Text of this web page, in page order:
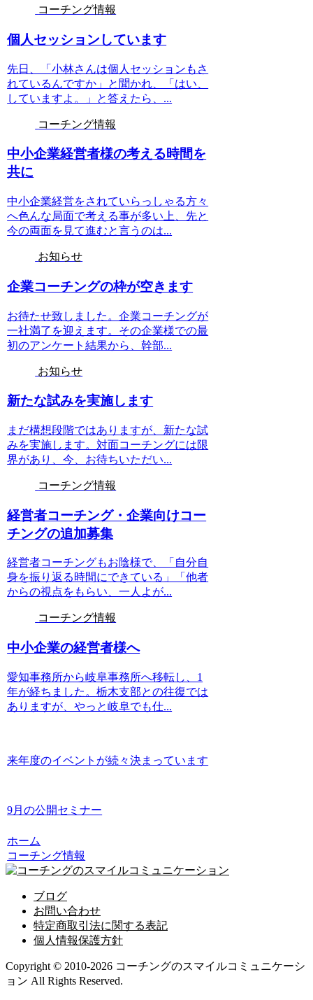
コーチング情報
個人セッションしています
先日、「小林さんは個人セッションもさ
れているんですか」と聞かれ、「はい、
していますよ。」と答えたら、...
コーチング情報
中小企業経営者様の考える時間を
共に
中小企業経営をされていらっしゃる方々
へ色んな局面で考える事が多い上、先と
今の両面を見て進むと言うのは...
お知らせ
企業コーチングの枠が空きます
お待たせ致しました。企業コーチングが
一社満了を迎えます。その企業様での最
初のアンケート結果から、幹部...
お知らせ
新たな試みを実施します
まだ構想段階ではありますが、新たな試
みを実施します。対面コーチングには限
界があり、今、お待ちいただい...
コーチング情報
経営者コーチング・企業向けコー
チングの追加募集
経営者コーチングもお陰様で、「自分自
身を振り返る時間にできている」「他者
からの視点をもらい、一人よが...
コーチング情報
中小企業の経営者様へ
愛知事務所から岐阜事務所へ移転し、1
年が経ちました。栃木支部との往復では
ありますが、やっと岐阜でも仕...
来年度のイベントが続々決まっています
9月の公開セミナー
ホーム
コーチング情報
ブログ
お問い合わせ
特定商取引法に関する表記
個人情報保護方針
Copyright © 2010-2026 コーチングのスマイルコミュニケーシ
ョン All Rights Reserved.